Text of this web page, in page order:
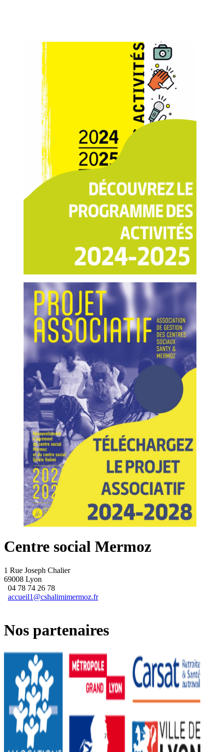
Centre social Mermoz
1 Rue Joseph Chalier
69008 Lyon
04 78 74 26 78
accueil1@cshalimimermoz.fr
Nos partenaires